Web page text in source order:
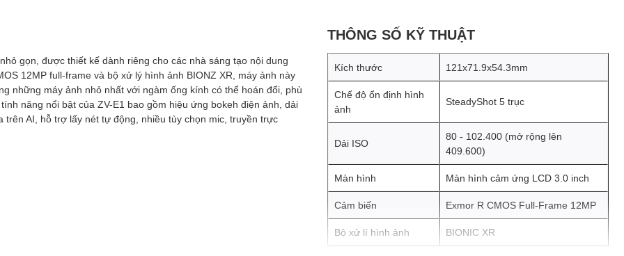
gọn, được thiết kế dành riêng cho các nhà sáng tạo nội dung
12MP full-frame và bộ xử lý hình ảnh BIONZ XR, máy ảnh này
những máy ảnh nhỏ nhất với ngàm ống kính có thể hoán đổi, phù
năng nổi bật của ZV-E1 bao gồm hiệu ứng bokeh điện ảnh, dải
AI, hỗ trợ lấy nét tự động, nhiều tùy chọn mic, truyền trực
THÔNG SỐ KỸ THUẬT
Kích thước 121x71.9x54.3mm
Chế độ ổn định hình
ảnh
SteadyShot 5 trục
Dải ISO
80 - 102.400 (mở rộng lên
409.600)
Màn hình Màn hình cảm ứng LCD 3.0 inch
Cảm biến Exmor R CMOS Full-Frame 12MP
Bộ xử lí hình ảnh BIONIC XR